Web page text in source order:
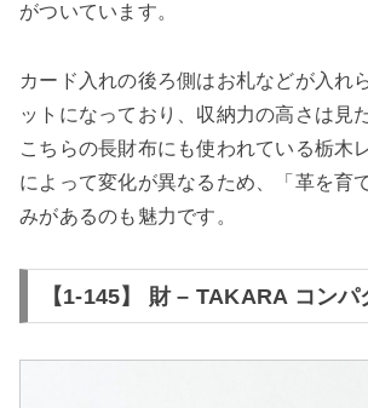
がついています。
カード入れの後ろ側はお札などが入れ
ットになっており、収納力の高さは見
こちらの長財布にも使われている栃木
によって変化が異なるため、「革を育
みがあるのも魅力です。
【1-145】 財 – TAKARA コン